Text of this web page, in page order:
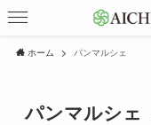
ホーム パンマルシェ
パンマルシェ